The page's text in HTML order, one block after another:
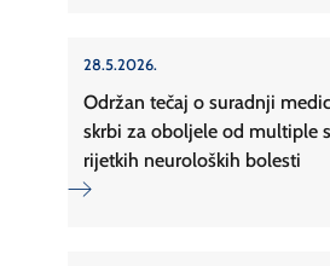
28.5.2026.
Održan tečaj o suradnji
skrbi za oboljele od multiple
rijetkih neuroloških bolesti